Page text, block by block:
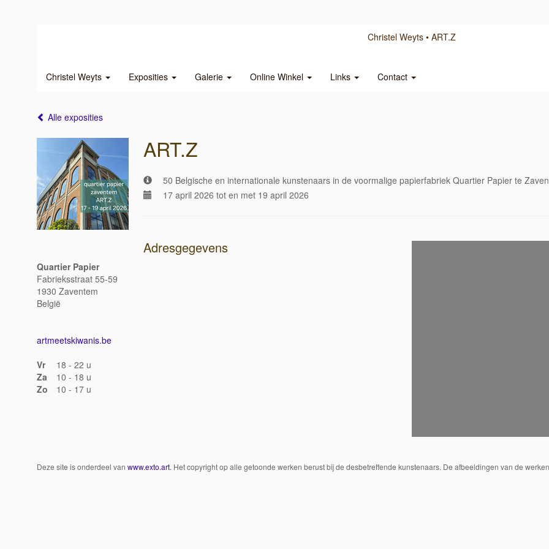
Christel Weyts ART.Z
Christel Weyts Exposities Galerie Online Winkel Links Contact
Alle exposities
ART.Z
50 Belgische en internationale kunstenaars in de voormalige papierfabriek Quartier Papier te
17 april 2026 tot en met 19 april 2026
Adresgegevens
Quartier Papier
Fabrieksstraat 55-59
1930 Zaventem
België
artmeetskiwanis.be
Vr
18 - 22 u
Za
10 - 18 u
Zo
10 - 17 u
Deze site is onderdeel van www.exto.art. Het copyright op alle getoonde werken berust bij de desbetreffende kunstenaars. De afbeeldingen van de